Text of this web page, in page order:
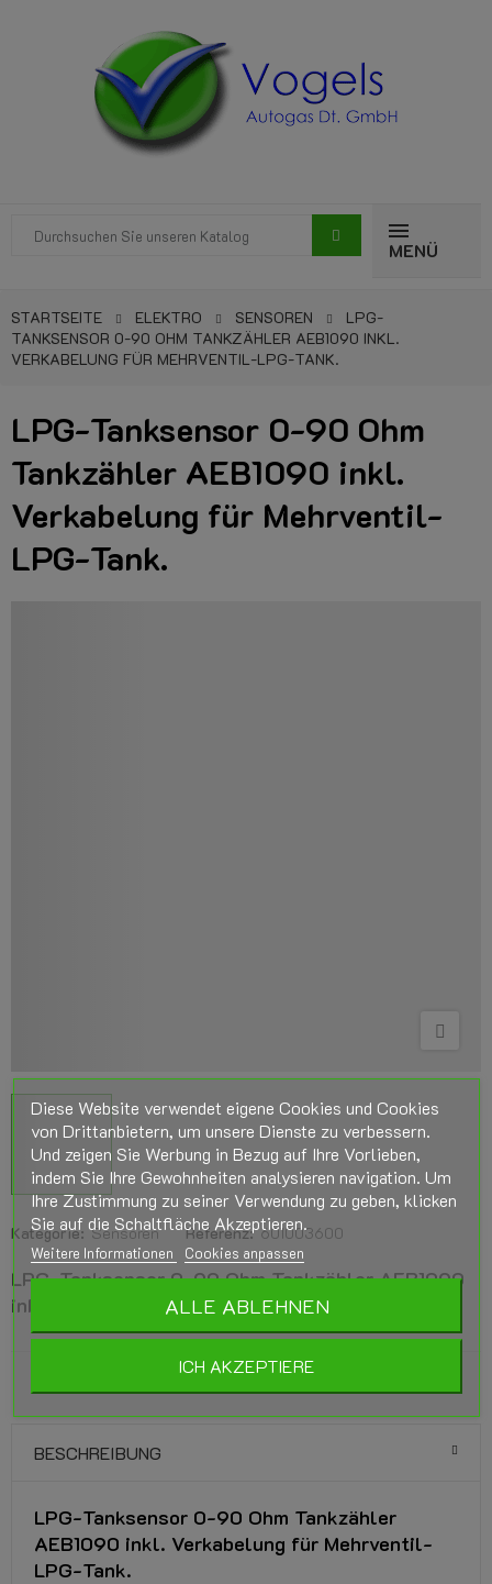
MENÜ
STARTSEITE ELEKTRO SENSOREN
LPG-
TANKSENSOR 0-90 OHM TANKZÄHLER AEB1090 INKL.
VERKABELUNG FÜR MEHRVENTIL-LPG-TANK.
LPG-Tanksensor 0-90 Ohm
Tankzähler AEB1090 inkl.
Verkabelung für Mehrventil-
LPG-Tank.
Kategorie: Sensoren Referenz: 601003600
LPG-Tanksensor 0-90 Ohm Tankzähler AEB1090
inkl. Verkabelung für Mehrventil-LPG-Tank.
BESCHREIBUNG
LPG-Tanksensor 0-90 Ohm Tankzähler
AEB1090 inkl. Verkabelung für Mehrventil-
LPG-Tank.
Diese Website verwendet eigene Cookies und Cookies
von Drittanbietern, um unsere Dienste zu verbessern.
Und zeigen Sie Werbung in Bezug auf Ihre Vorlieben,
indem Sie Ihre Gewohnheiten analysieren navigation. Um
Ihre Zustimmung zu seiner Verwendung zu geben, klicken
Sie auf die Schaltfläche Akzeptieren.
Weitere Informationen Cookies anpassen
ALLE ABLEHNEN
ICH AKZEPTIERE